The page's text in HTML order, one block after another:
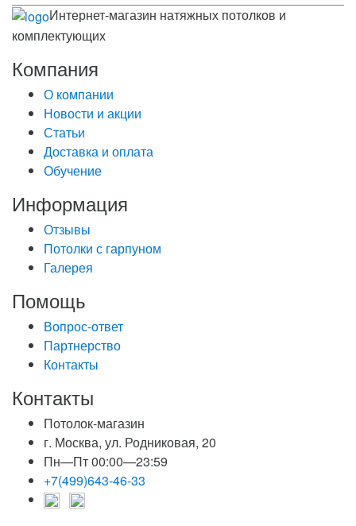
Интернет-магазин натяжных потолков и
комплектующих
Компания
О компании
Новости и акции
Статьи
Доставка и оплата
Обучение
Информация
Отзывы
Потолки с гарпуном
Галерея
Помощь
Вопрос-ответ
Партнерство
Контакты
Контакты
Потолок-магазин
г. Москва, ул. Родниковая, 20
Пн—Пт 00:00—23:59
+7(499)643-46-33